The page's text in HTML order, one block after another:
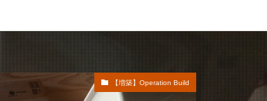
【増築】Operation Build